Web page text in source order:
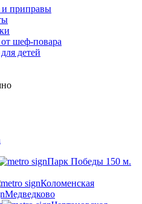
приправы
шеф-повара
детей
Парк Победы 150 м.
Коломенская
Медведково